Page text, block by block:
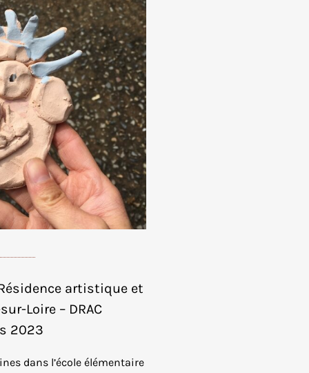
artistique et
Loire – DRAC
2023
dans l’école élémentaire